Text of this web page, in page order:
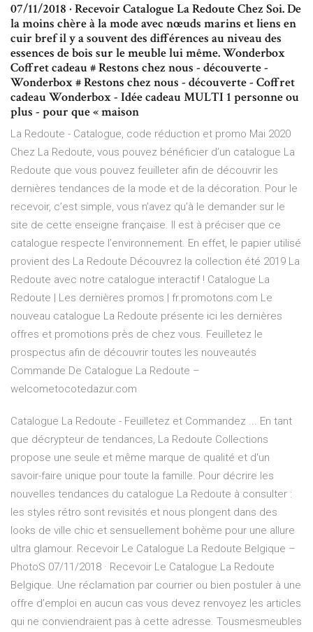
07/11/2018 · Recevoir Catalogue La Redoute Chez Soi. De
la moins chère à la mode avec nœuds marins et liens en
cuir bref il y a souvent des différences au niveau des
essences de bois sur le meuble lui même. Wonderbox
Coffret cadeau # Restons chez nous - découverte -
Wonderbox # Restons chez nous - découverte - Coffret
cadeau Wonderbox - Idée cadeau MULTI 1 personne ou
plus - pour que « maison
La Redoute - Catalogue, code réduction et promo Mai 2020
Chez La Redoute, vous pouvez bénéficier d’un catalogue La
Redoute que vous pouvez feuilleter afin de découvrir les
dernières tendances de la mode et de la décoration. Pour le
recevoir, c’est simple, vous n’avez qu’à le demander sur le
site de cette enseigne française. Il est à préciser que ce
catalogue respecte l’environnement. En effet, le papier utilisé
provient des La Redoute Découvrez la collection été 2019 La
Redoute avec notre catalogue interactif ! Catalogue La
Redoute | Les dernières promos | fr.promotons.com Le
nouveau catalogue La Redoute présente ici les dernières
offres et promotions près de chez vous. Feuilletez le
prospectus afin de découvrir toutes les nouveautés
Commande De Catalogue La Redoute –
welcometocotedazur.com
Catalogue La Redoute - Feuilletez et Commandez ... En tant
que décrypteur de tendances, La Redoute Collections
propose une seule et même marque de qualité et d'un
savoir-faire unique pour toute la famille. Pour décrire les
nouvelles tendances du catalogue La Redoute à consulter :
les styles rétro sont revisités et nous plongent dans des
looks de ville chic et sensuellement bohème pour une allure
ultra glamour. Recevoir Le Catalogue La Redoute Belgique –
PhotoS 07/11/2018 · Recevoir Le Catalogue La Redoute
Belgique. Une réclamation par courrier ou bien postuler à une
offre d’emploi en aucun cas vous devez renvoyez les articles
qui ne conviendraient pas à cette adresse. Tousmesmeubles